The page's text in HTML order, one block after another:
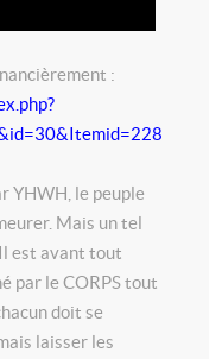
:
YHWH, le peuple
Mais un tel
Il est avant tout
par le CORPS tout
doit se
laisser les